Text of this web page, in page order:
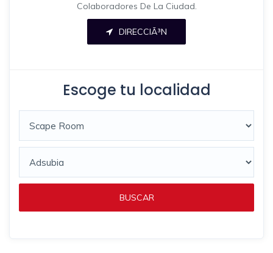
Colaboradores De La Ciudad.
DIRECCIÃ³N
Escoge tu localidad
BUSCAR